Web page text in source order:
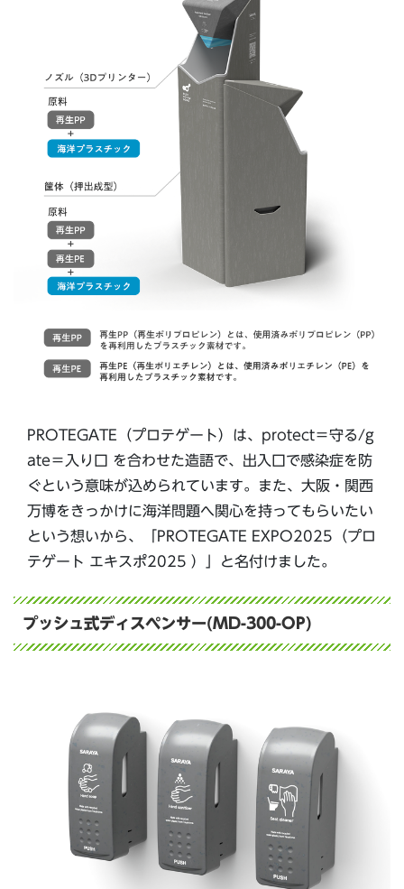
PROTEGATE（プロテゲート）は、protect＝守る/g
ate＝入り口 を合わせた造語で、出入口で感染症を防
ぐという意味が込められています。また、大阪・関西
万博をきっかけに海洋問題へ関心を持ってもらいたい
という想いから、「PROTEGATE EXPO2025（プロ
テゲート エキスポ2025 ）」と名付けました。
プッシュ式ディスペンサー(MD-300-OP)